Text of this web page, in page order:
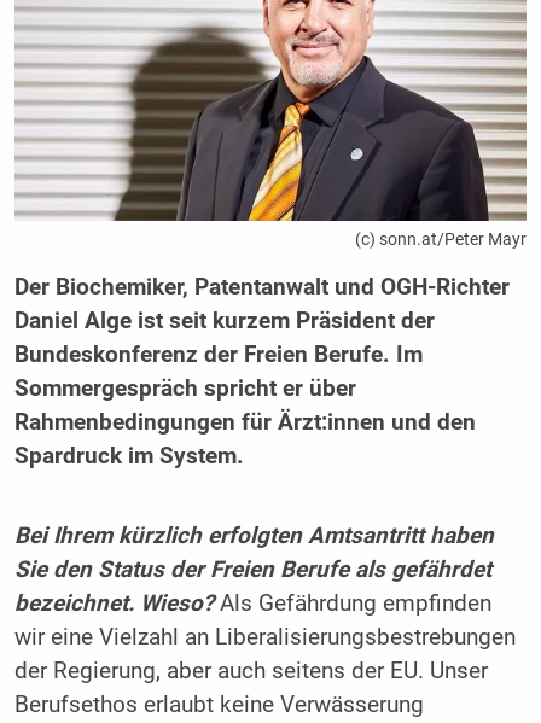
(c) sonn.at/Peter Mayr
Der Biochemiker, Patentanwalt und OGH-Richter
Daniel Alge ist seit kurzem Präsident der
Bundeskonferenz der Freien Berufe. Im
Sommergespräch spricht er über
Rahmenbedingungen für Ärzt:innen und den
Spardruck im System.
Bei Ihrem kürzlich erfolgten Amtsantritt haben
Sie den Status der Freien Berufe als gefährdet
bezeichnet. Wieso?Als Gefährdung empfinden
wir eine Vielzahl an Liberalisierungsbestrebungen
der Regierung, aber auch seitens der EU. Unser
Berufsethos erlaubt keine Verwässerung